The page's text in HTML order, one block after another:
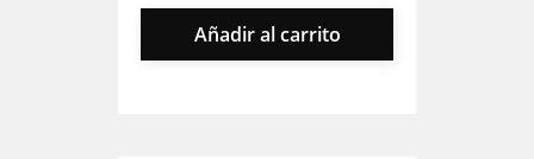
Añadir al carrito